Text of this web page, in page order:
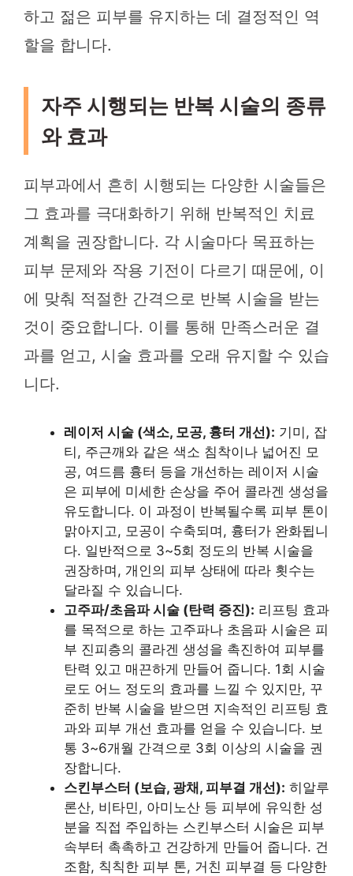
하고 젊은 피부를 유지하는 데 결정적인 역
할을 합니다.
자주 시행되는 반복 시술의 종류
와 효과
피부과에서 흔히 시행되는 다양한 시술들은
그 효과를 극대화하기 위해 반복적인 치료
계획을 권장합니다. 각 시술마다 목표하는
피부 문제와 작용 기전이 다르기 때문에, 이
에 맞춰 적절한 간격으로 반복 시술을 받는
것이 중요합니다. 이를 통해 만족스러운 결
과를 얻고, 시술 효과를 오래 유지할 수 있습
니다.
레이저 시술 (색소, 모공, 흉터 개선): 기미, 잡
티, 주근깨와 같은 색소 침착이나 넓어진 모
공, 여드름 흉터 등을 개선하는 레이저 시술
은 피부에 미세한 손상을 주어 콜라겐 생성을
유도합니다. 이 과정이 반복될수록 피부 톤이
맑아지고, 모공이 수축되며, 흉터가 완화됩니
다. 일반적으로 3~5회 정도의 반복 시술을
권장하며, 개인의 피부 상태에 따라 횟수는
달라질 수 있습니다.
고주파/초음파 시술 (탄력 증진): 리프팅 효과
를 목적으로 하는 고주파나 초음파 시술은 피
부 진피층의 콜라겐 생성을 촉진하여 피부를
탄력 있고 매끈하게 만들어 줍니다. 1회 시술
로도 어느 정도의 효과를 느낄 수 있지만, 꾸
준히 반복 시술을 받으면 지속적인 리프팅 효
과와 피부 개선 효과를 얻을 수 있습니다. 보
통 3~6개월 간격으로 3회 이상의 시술을 권
장합니다.
스킨부스터 (보습, 광채, 피부결 개선): 히알루
론산, 비타민, 아미노산 등 피부에 유익한 성
분을 직접 주입하는 스킨부스터 시술은 피부
속부터 촉촉하고 건강하게 만들어 줍니다. 건
조함, 칙칙한 피부 톤, 거친 피부결 등 다양한